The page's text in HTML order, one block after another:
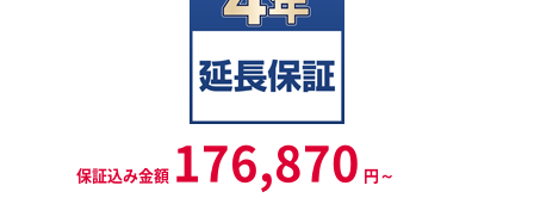
保証込み金額 176,870 円～